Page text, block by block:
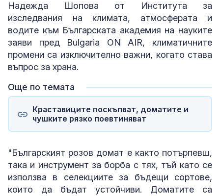
Надежда Шопова от Института за
изследвания на климата, атмосферата и
водите към Българската академия на науките
заяви пред Bulgaria ON AIR, климатичните
промени са изключително важни, когато става
въпрос за храна.
Още по темата
Краставиците поскъпват, доматите и
чушките рязко поевтиняват
"Българският розов домат е както потърпевш,
така и инструмент за борба с тях, тъй като се
използва в селекциите за бъдещи сортове,
които да бъдат устойчиви. Доматите са